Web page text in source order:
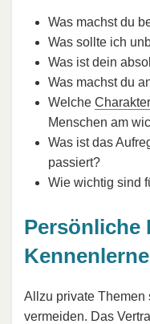
Was machst du
Was sollte ich
Was ist dein
Was machst du
Welche
Menschen am
Was ist das
passiert?
Wie wichtig sind
Persönliche
Allzu private Themen
vermeiden. Das